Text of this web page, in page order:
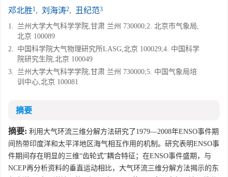
邓北胜1, 刘海涛2, 丑纪范3
1. 兰州大学大气科学学院,甘肃 兰州 730000;2. 北京市气象局,
北京 100089
2. 中国科学院大气物理研究所LASG,北京 100029;4. 中国科学
院研究生院,北京 100049
3. 兰州大学大气科学学院,甘肃 兰州 730000;5. 中国气象局培
训中心,北京 100081
摘要
摘要: 利用大气环流三维分解方法研究了1979—2008年ENSO事件期
间热带印度洋和太平洋地区海气相互作用的机制。研究表明ENSO事
件期间存在明显的三维“齿轮式”耦合特征；在ENSO事件盛期，与
NCEP再分析资料的垂直运动相比，大气环流三维分解方法揭示的东